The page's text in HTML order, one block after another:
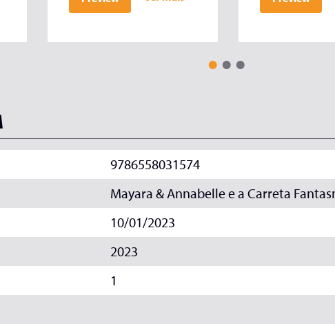
9786558031574
Mayara & Annabelle e a Carreta
10/01/2023
2023
1